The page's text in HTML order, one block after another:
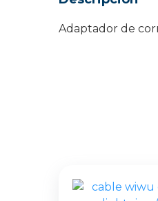
Adaptador de